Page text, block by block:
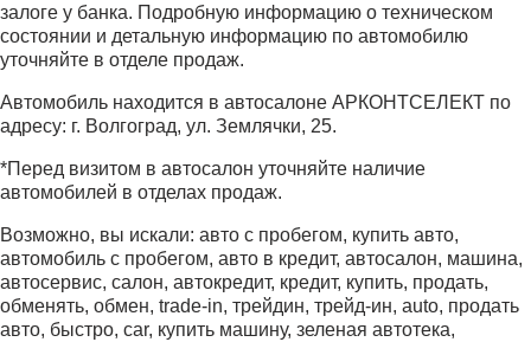
залоге у банка. Подробную информацию о техническом
состоянии и детальную информацию по автомобилю
уточняйте в отделе продаж.
Автомобиль находится в автосалоне АРКОНТСЕЛЕКТ по
адресу: г. Волгоград, ул. Землячки, 25.
*Перед визитом в автосалон уточняйте наличие
автомобилей в отделах продаж.
Возможно, вы искали: авто с пробегом, купить авто,
автомобиль с пробегом, авто в кредит, автосалон, машина,
автосервис, салон, автокредит, кредит, купить, продать,
обменять, обмен, trade-in, трейдин, трейд-ин, auto, продать
авто, быстро, car, купить машину, зеленая автотека,